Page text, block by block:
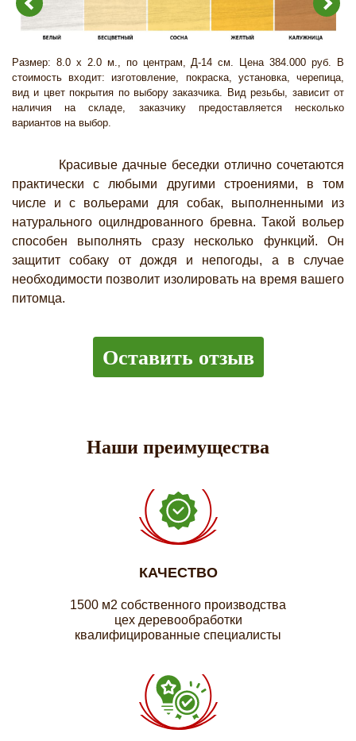
Размер: 8.0 х 2.0 м., по центрам, Д-14 см. Цена 384.000 руб. В
стоимость входит: изготовление, покраска, установка, черепица,
вид и цвет покрытия по выбору заказчика. Вид резьбы, зависит от
наличия на складе, заказчику предоставляется несколько
вариантов на выбор.
Красивые дачные беседки отлично сочетаются
практически с любыми другими строениями, в том
числе и с вольерами для собак, выполненными из
натурального оцилндрованного бревна. Такой вольер
способен выполнять сразу несколько функций. Он
защитит собаку от дождя и непогоды, а в случае
необходимости позволит изолировать на время вашего
питомца.
Оставить отзыв
Наши преимущества
КАЧЕСТВО
1500 м2 собственного производства
цех деревообработки
квалифицированные специалисты